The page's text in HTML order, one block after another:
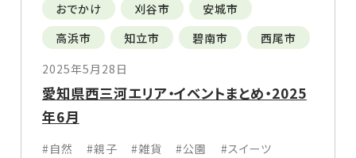
おでかけ 刈谷市
安城市
高浜市
知立市 碧南市
西尾市
2025年5月28日
愛知県西三河エリア・イベントまとめ・2025
年6月
#自然 #親子 #雑貨 #公園
#スイーツ